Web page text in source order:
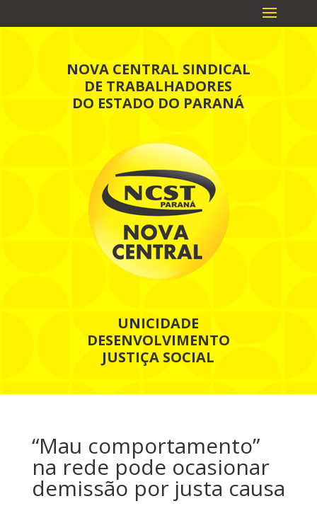
NOVA CENTRAL SINDICAL
DE TRABALHADORES
DO ESTADO DO PARANÁ
UNICIDADE
DESENVOLVIMENTO
JUSTIÇA SOCIAL
“Mau comportamento”
na rede pode ocasionar
demissão por justa causa